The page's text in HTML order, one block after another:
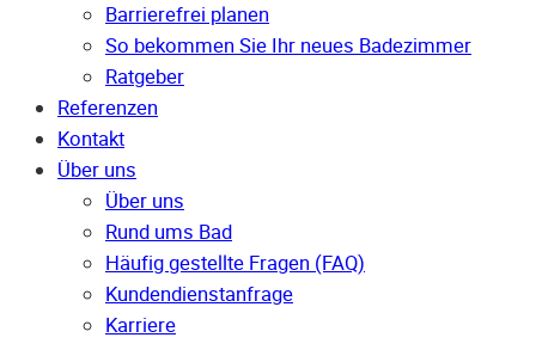
Barrierefrei planen
So bekommen Sie Ihr neues Badezimmer
Ratgeber
Referenzen
Kontakt
Über uns
Über uns
Rund ums Bad
Häufig gestellte Fragen (FAQ)
Kunden­dienst­anfrage
Karriere